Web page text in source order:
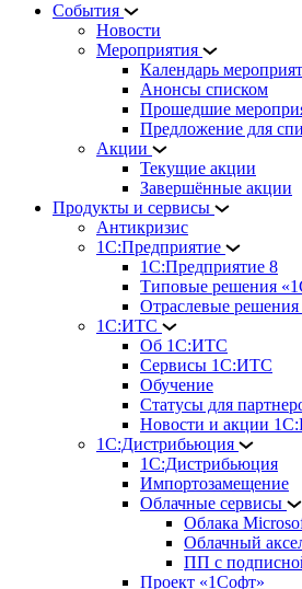
События
Новости
Мероприятия
Календарь
Анонсы списком
Прошедшие
Предложение для
Акции
Текущие акции
Завершённые акции
Продукты и сервисы
Антикризис
1С:Предприятие
1С:Предприятие 8
Типовые решения
Отраслевые
1С:ИТС
Об 1С:ИТС
Сервисы 1С:ИТС
Обучение
Статусы для
Новости и акции
1С:Дистрибьюция
1С:Дистрибьюция
Импортозамещение
Облачные сервисы
Облака
Облачный
ПП с
Проект «1Софт»